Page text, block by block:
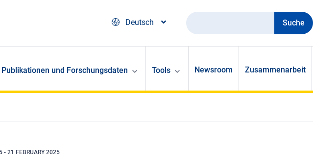
Deutsch
Suche
Publikationen und Forschungsdaten Tools Newsroom Zusammenarbeit
- 21 FEBRUARY 2025